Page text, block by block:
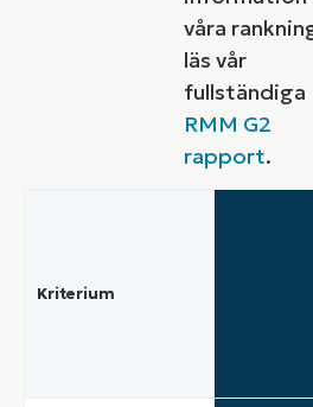
våra
läs vår
fullständiga
RMM G2
rapport.
Kriterium